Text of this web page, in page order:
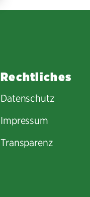
Rechtliches
Datenschutz
Impressum
Transparenz